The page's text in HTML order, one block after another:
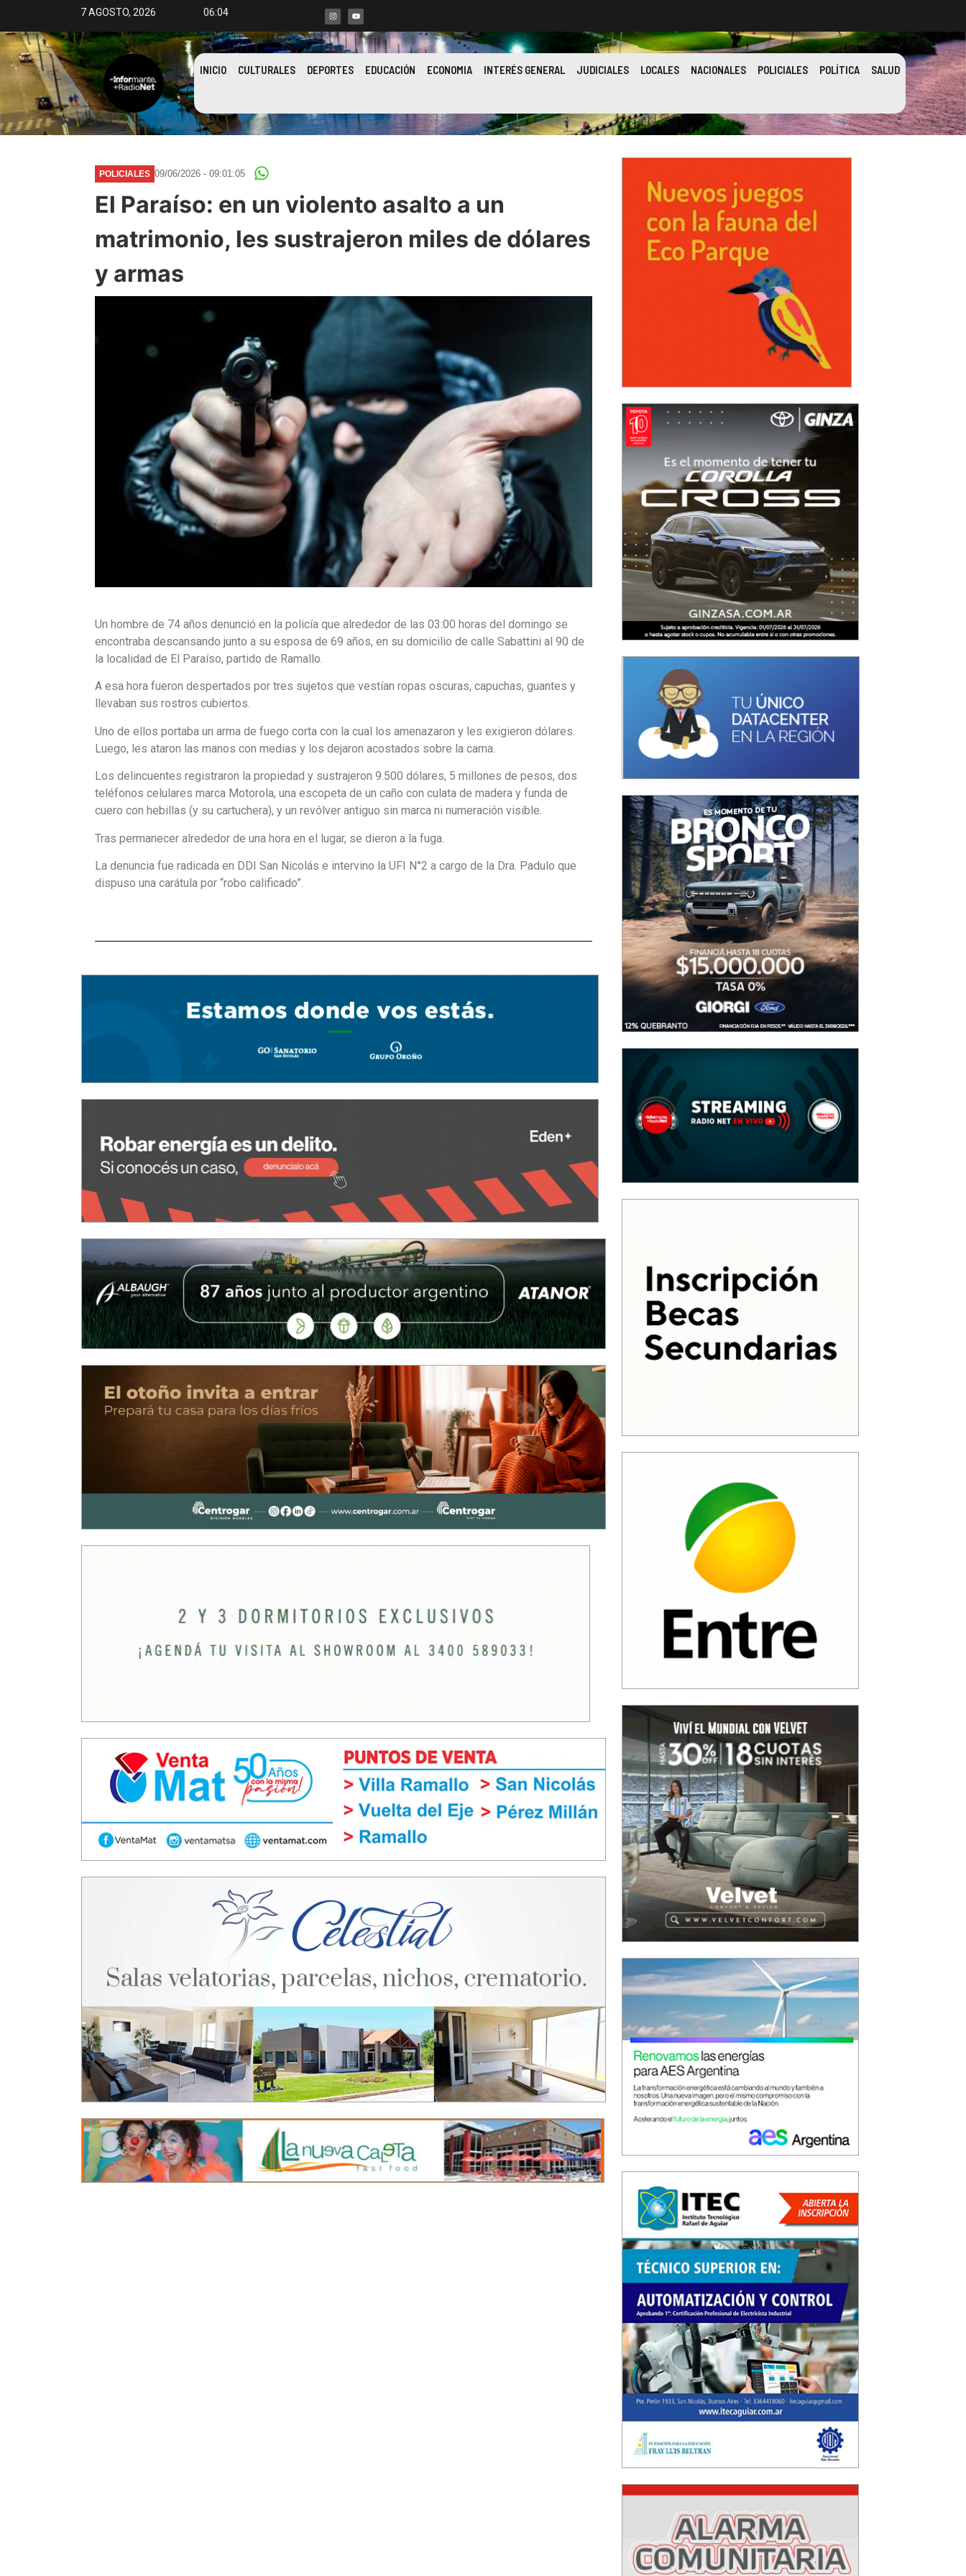
7 AGOSTO, 2026 06:04
INICIO CULTURALES DEPORTES EDUCACIÓN ECONOMIA INTERÉS GENERAL JUDICIALES LOCALES NACIONALES POLICIALES POLÍTICA SALUD
POLICIALES 09/06/2026 - 09:01:05
El Paraíso: en un violento asalto a un
matrimonio, les sustrajeron miles de dólares
y armas
Un hombre de 74 años denunció en la policía que alrededor de las 03:00 horas del domingo se
encontraba descansando junto a su esposa de 69 años, en su domicilio de calle Sabattini al 90 de
la localidad de El Paraíso, partido de Ramallo.
A esa hora fueron despertados por tres sujetos que vestían ropas oscuras, capuchas, guantes y
llevaban sus rostros cubiertos.
Uno de ellos portaba un arma de fuego corta con la cual los amenazaron y les exigieron dólares.
Luego, les ataron las manos con medias y los dejaron acostados sobre la cama.
Los delincuentes registraron la propiedad y sustrajeron 9.500 dólares, 5 millones de pesos, dos
teléfonos celulares marca Motorola, una escopeta de un caño con culata de madera y funda de
cuero con hebillas (y su cartuchera), y un revólver antiguo sin marca ni numeración visible.
Tras permanecer alrededor de una hora en el lugar, se dieron a la fuga.
La denuncia fue radicada en DDI San Nicolás e intervino la UFI N°2 a cargo de la Dra. Padulo que
dispuso una carátula por “robo calificado”.